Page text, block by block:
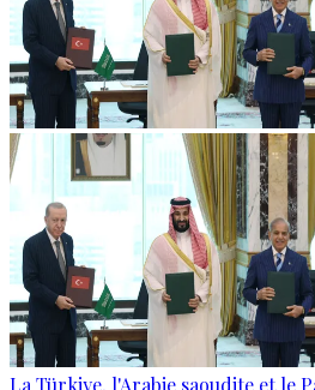
La Türkiye, l'Arabie saoudite et le